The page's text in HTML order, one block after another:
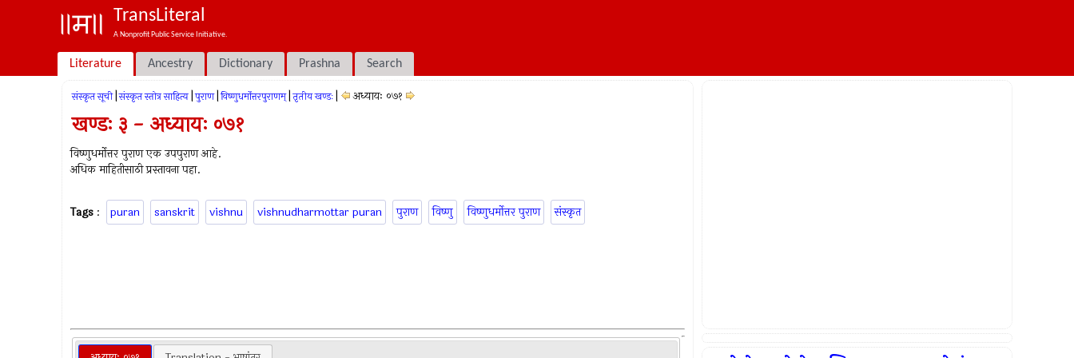
TransLiteral
A Nonprofit Public Service Initiative.
Literature Ancestry Dictionary Prashna Search
संस्कृत सूची संस्कृत स्तोत्र साहित्य पुराण विष्णुधर्मोत्तरपुराणम् तृतीय खण्डः अध्यायः ०७१
खण्डः ३ - अध्यायः ०७१
विष्णुधर्मोत्तर पुराण एक उपपुराण आहे.
अधिक माहितीसाठी प्रस्तावना पहा.
Tags : puran sanskrit vishnu vishnudharmottar puran पुराण विष्णु विष्णुधर्मोत्तर पुराण संस्कृत